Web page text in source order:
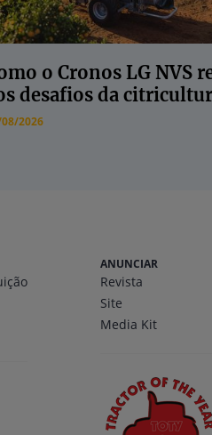
o Cronos LG NVS
desafios da
2026
ANUNCIAR
Revista
Site
Media Kit